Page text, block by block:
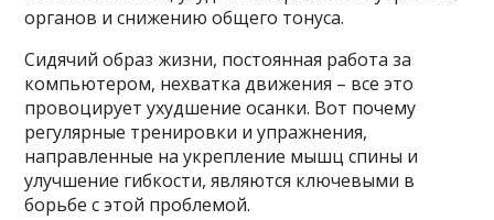
органов и снижению общего тонуса.
Сидячий образ жизни, постоянная работа за
компьютером, нехватка движения – все это
провоцирует ухудшение осанки. Вот почему
регулярные тренировки и упражнения,
направленные на укрепление мышц спины и
улучшение гибкости, являются ключевыми в
борьбе с этой проблемой.